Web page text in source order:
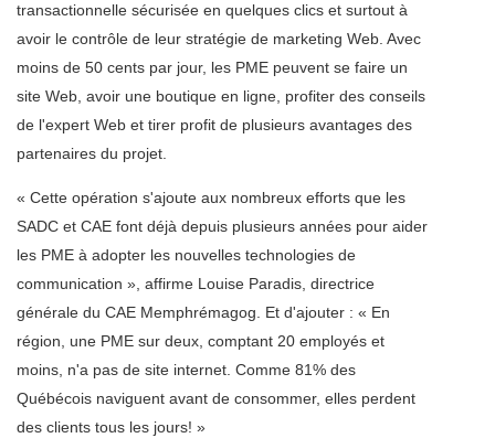
transactionnelle sécurisée en quelques clics et surtout à
avoir le contrôle de leur stratégie de marketing Web. Avec
moins de 50 cents par jour, les PME peuvent se faire un
site Web, avoir une boutique en ligne, profiter des conseils
de l'expert Web et tirer profit de plusieurs avantages des
partenaires du projet.
« Cette opération s'ajoute aux nombreux efforts que les
SADC et CAE font déjà depuis plusieurs années pour aider
les PME à adopter les nouvelles technologies de
communication », affirme Louise Paradis, directrice
générale du CAE Memphrémagog. Et d'ajouter : « En
région, une PME sur deux, comptant 20 employés et
moins, n'a pas de site internet. Comme 81% des
Québécois naviguent avant de consommer, elles perdent
des clients tous les jours! »